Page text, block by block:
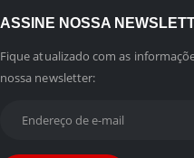
ASSINE NOSSA
Fique atualizado com as
nossa newsletter: